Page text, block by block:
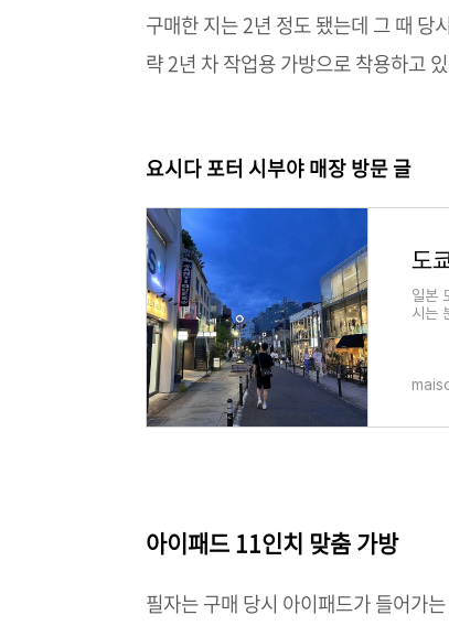
구매한 지는 2년 정도 됐는데 그 때 당
략 2년 차 작업용 가방으로 착용하고
요시다 포터 시부야 매장 방문 글
일본
시는
아이패드 11인치 맞춤 가방
필자는 구매 당시 아이패드가 들어가